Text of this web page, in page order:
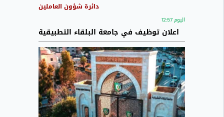
دائرة شؤون العاملين
اليوم 12:57
اعلان توظيف في جامعة البلقاء التطبيقية